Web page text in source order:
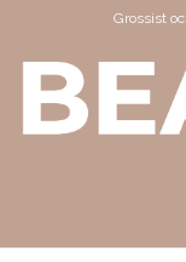
Grossist